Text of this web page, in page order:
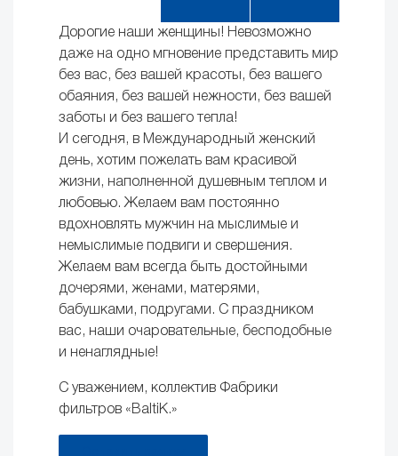
Дорогие наши женщины! Невозможно
даже на одно мгновение представить мир
без вас, без вашей красоты, без вашего
обаяния, без вашей нежности, без вашей
заботы и без вашего тепла!
И сегодня, в Международный женский
день, хотим пожелать вам красивой
жизни, наполненной душевным теплом и
любовью. Желаем вам постоянно
вдохновлять мужчин на мыслимые и
немыслимые подвиги и свершения.
Желаем вам всегда быть достойными
дочерями, женами, матерями,
бабушками, подругами. С праздником
вас, наши очаровательные, бесподобные
и ненаглядные!
С уважением, коллектив Фабрики
фильтров «BaltiK.»